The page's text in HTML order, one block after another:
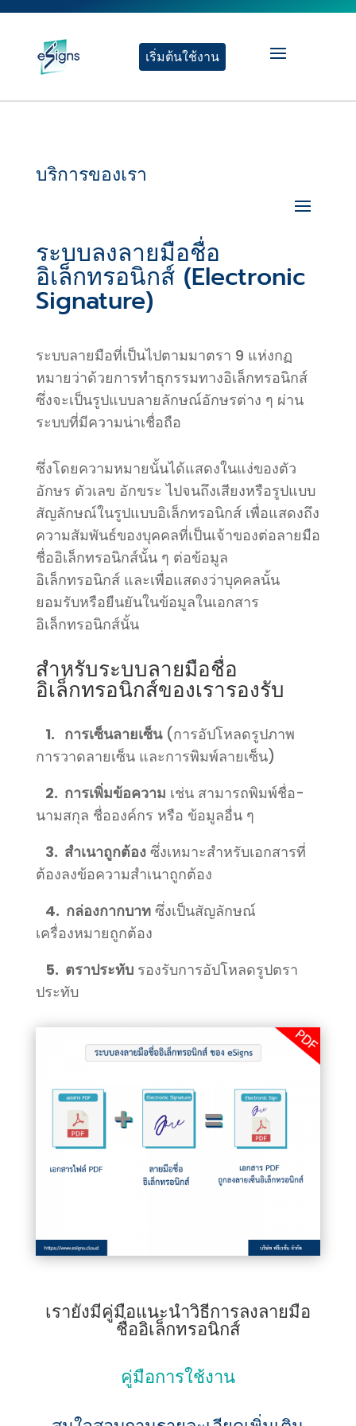
เริ่มต้นใช้งาน
บริการของเรา
ระบบลงลายมือชื่อ
อิเล็กทรอนิกส์ (Electronic
Signature)
ระบบลายมือที่เป็นไปตามมาตรา 9 แห่งกฏ
หมายว่าด้วยการทำธุกรรมทางอิเล็กทรอนิกส์
ซึ่งจะเป็นรูปแบบลายลักษณ์อักษรต่าง ๆ ผ่าน
ระบบที่มีความน่าเชื่อถือ
ซึ่งโดยความหมายนั้นได้แสดงในแง่ของตัว
อักษร ตัวเลข อักขระ ไปจนถึงเสียงหรือรูปแบบ
สัญลักษณ์ในรูปแบบอิเล็กทรอนิกส์ เพื่อแสดงถึง
ความสัมพันธ์ของบุคคลที่เป็นเจ้าของต่อลายมือ
ชื่ออิเล็กทรอนิกส์นั้น ๆ ต่อข้อมูล
อิเล็กทรอนิกส์ และเพื่อแสดงว่าบุคคลนั้น
ยอมรับหรือยืนยันในข้อมูลในเอกสาร
อิเล็กทรอนิกส์นั้น
สำหรับระบบลายมือชื่อ
อิเล็กทรอนิกส์ของเรารองรับ
1. การเซ็นลายเซ็น(การอัปโหลดรูปภาพ
การวาดลายเซ็น และการพิมพ์ลายเซ็น)
2. การเพิ่มข้อความ เช่น สามารถพิมพ์ชื่อ-
นามสกุล ชื่อองค์กร หรือ ข้อมูลอื่น ๆ
3. สำเนาถูกต้องซึ่งเหมาะสำหรับเอกสารที่
ต้องลงข้อความสำเนาถูกต้อง
4. กล่องกากบาทซึ่งเป็นสัญลักษณ์
เครื่องหมายถูกต้อง
5. ตราประทับรองรับการอัปโหลดรูปตรา
ประทับ
เรายังมีคู่มือแนะนำวิธีการลงลายมือ
ชื่ออิเล็กทรอนิกส์
คู่มือการใช้งาน